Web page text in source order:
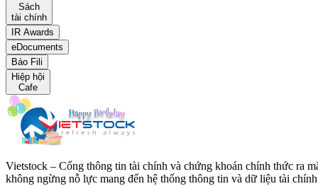
Sách
tài chính
IR Awards
eDocuments
Báo Fili
Hiệp hội
Cafe
Vietstock – Cổng thông tin tài chính và chứng khoán chính thức ra
không ngừng nỗ lực mang đến hệ thống thông tin và dữ liệu tài